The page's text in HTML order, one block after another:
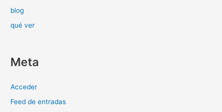
blog
qué ver
Meta
Acceder
Feed de entradas